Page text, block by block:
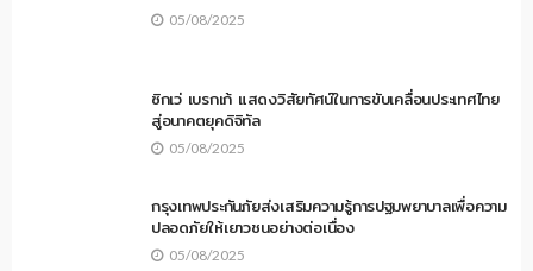
สงครามในตะวันออกกลาง และความกังวลเกี่ยวกับความปลอดภัยของ
POPULAR RECENT